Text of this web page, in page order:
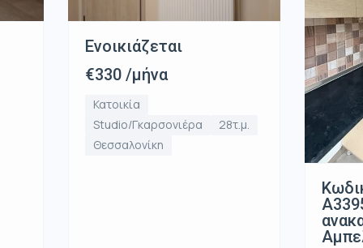
Ενοικιάζεται
€330 /μήνα
Κατοικία
Studio/Γκαρσονιέρα
28τ.μ.
Θεσσαλονίκη